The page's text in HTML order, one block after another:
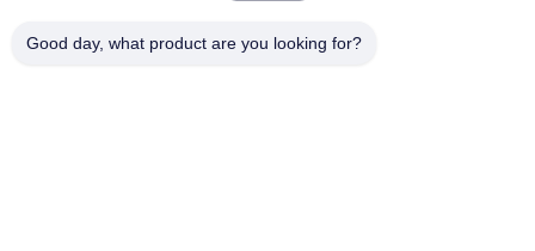
Good day, what product are you looking for?